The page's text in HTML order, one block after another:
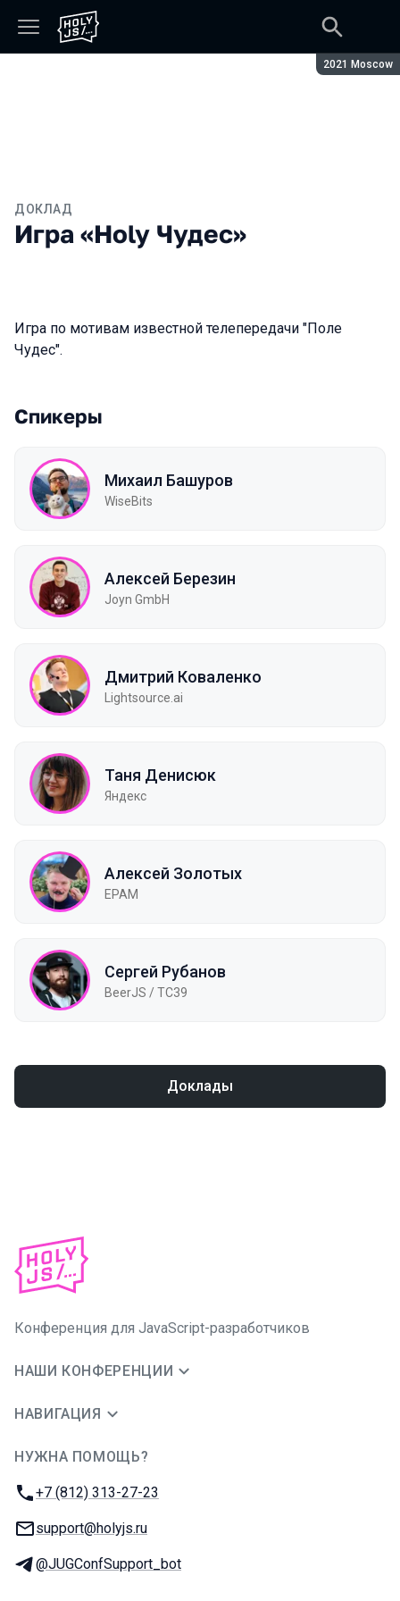
Сезон:
2021 Moscow
ДОКЛАД
Игра «Holy Чудес»
Игра по мотивам известной телепередачи "Поле
Чудес".
Спикеры
Михаил Башуров
WiseBits
Алексей Березин
Joyn GmbH
Дмитрий Коваленко
Lightsource.ai
Таня Денисюк
Яндекс
Алексей Золотых
EPAM
Сергей Рубанов
BeerJS / TC39
Доклады
Конференция для JavaScript-разработчиков
НАШИ КОНФЕРЕНЦИИ
НАВИГАЦИЯ
НУЖНА ПОМОЩЬ?
Телефон:
+7 (812) 313-27-23
E-mail:
support@holyjs.ru
Телеграм:
@JUGConfSupport_bot